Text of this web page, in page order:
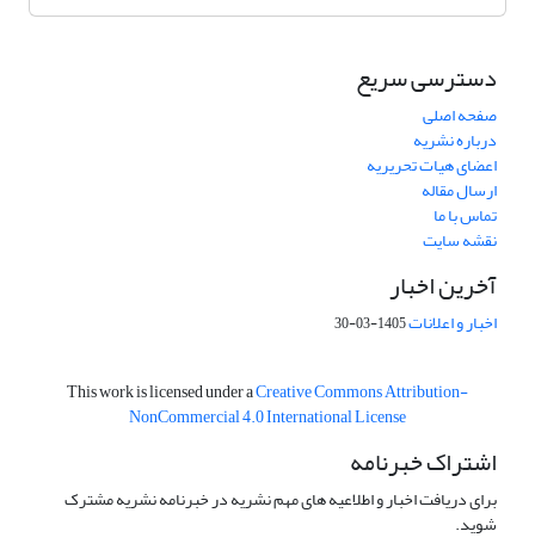
دسترسی سریع
صفحه اصلی
درباره نشریه
اعضای هیات تحریریه
ارسال مقاله
تماس با ما
نقشه سایت
آخرین اخبار
اخبار و اعلانات1405-03-30
This work is licensed under aCreative Commons Attribution-
NonCommercial 4.0 International License
اشتراک خبرنامه
برای دریافت اخبار و اطلاعیه های مهم نشریه در خبرنامه نشریه مشترک
شوید.